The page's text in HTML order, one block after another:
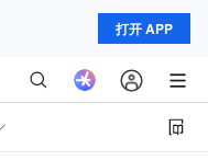
打开 APP